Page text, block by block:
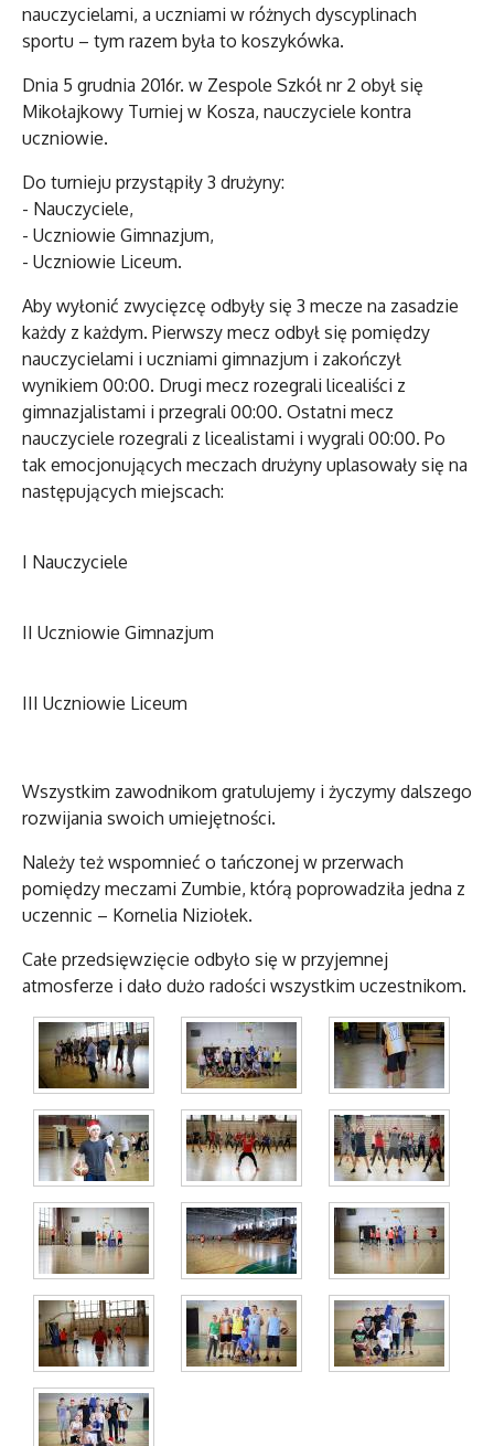
nauczycielami, a uczniami w różnych dyscyplinach
sportu – tym razem była to koszykówka.
Dnia 5 grudnia 2016r. w Zespole Szkół nr 2 obył się
Mikołajkowy Turniej w Kosza, nauczyciele kontra
uczniowie.
Do turnieju przystąpiły 3 drużyny:
- Nauczyciele,
- Uczniowie Gimnazjum,
- Uczniowie Liceum.
Aby wyłonić zwycięzcę odbyły się 3 mecze na zasadzie
każdy z każdym. Pierwszy mecz odbył się pomiędzy
nauczycielami i uczniami gimnazjum i zakończył
wynikiem 00:00. Drugi mecz rozegrali licealiści z
gimnazjalistami i przegrali 00:00. Ostatni mecz
nauczyciele rozegrali z licealistami i wygrali 00:00. Po
tak emocjonujących meczach drużyny uplasowały się na
następujących miejscach:
I Nauczyciele
II Uczniowie Gimnazjum
III Uczniowie Liceum
Wszystkim zawodnikom gratulujemy i życzymy dalszego
rozwijania swoich umiejętności.
Należy też wspomnieć o tańczonej w przerwach
pomiędzy meczami Zumbie, którą poprowadziła jedna z
uczennic – Kornelia Niziołek.
Całe przedsięwzięcie odbyło się w przyjemnej
atmosferze i dało dużo radości wszystkim uczestnikom.